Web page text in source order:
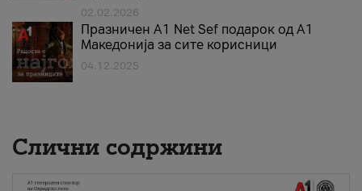
02.02.2026
Празничен A1 Net Sеf подарок од А1
Македонија за сите корисници
04.12.2025
Слични содржини